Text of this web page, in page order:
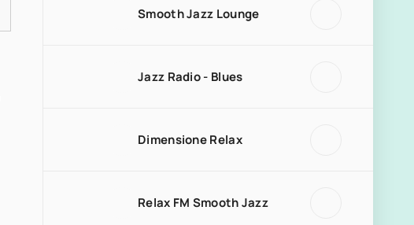
Smooth Jazz Lounge
Jazz Radio - Blues
Dimensione Relax
Relax FM Smooth Jazz